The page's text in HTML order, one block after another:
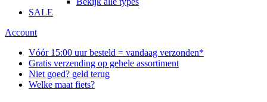
SALE
Account
Vóór 15:00 uur besteld = vandaag verzonden*
Gratis verzending op gehele assortiment
Niet goed? geld terug
Welke maat fiets?